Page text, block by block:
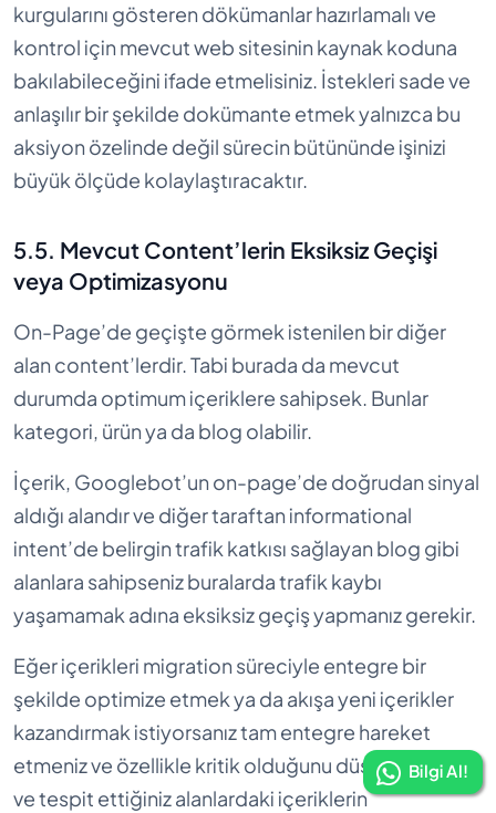
kurgularını gösteren dökümanlar hazırlamalı ve
kontrol için mevcut web sitesinin kaynak koduna
bakılabileceğini ifade etmelisiniz. İstekleri sade ve
anlaşılır bir şekilde dokümante etmek yalnızca bu
aksiyon özelinde değil sürecin bütününde işinizi
büyük ölçüde kolaylaştıracaktır.
5.5. Mevcut Content’lerin Eksiksiz Geçişi
veya Optimizasyonu
On-Page’de geçişte görmek istenilen bir diğer
alan content’lerdir. Tabi burada da mevcut
durumda optimum içeriklere sahipsek. Bunlar
kategori, ürün ya da blog olabilir.
İçerik, Googlebot’un on-page’de doğrudan sinyal
aldığı alandır ve diğer taraftan informational
intent’de belirgin trafik katkısı sağlayan blog gibi
alanlara sahipseniz buralarda trafik kaybı
yaşamamak adına eksiksiz geçiş yapmanız gerekir.
Eğer içerikleri migration süreciyle entegre bir
şekilde optimize etmek ya da akışa yeni içerikler
kazandırmak istiyorsanız tam entegre hareket
etmeniz ve özellikle kritik olduğunu düşündüğünüz
ve tespit ettiğiniz alanlardaki içeriklerin
Bilgi Al!